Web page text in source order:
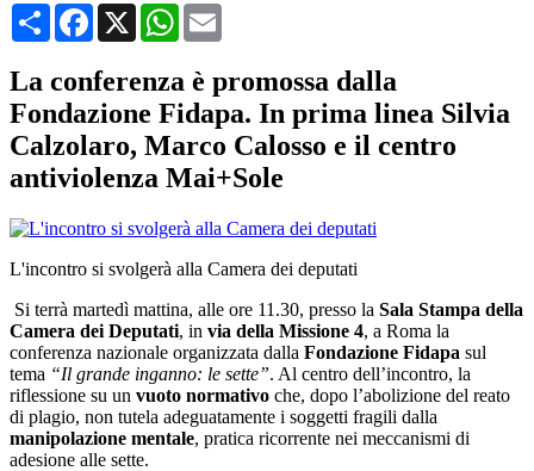
CondividiFacebook
X WhatsApp
La conferenza è promossa dalla
Fondazione Fidapa. In prima linea Silvia
Calzolaro, Marco Calosso e il centro
antiviolenza Mai+Sole
L'incontro si svolgerà alla Camera dei deputati
Si terrà martedì mattina, alle ore 11.30, presso la Sala Stampa della
Camera dei Deputati, in via della Missione 4, a Roma la
conferenza nazionale organizzata dalla Fondazione Fidapa sul
tema “Il grande inganno: le sette”. Al centro dell’incontro, la
riflessione su un vuoto normativo che, dopo l’abolizione del reato
di plagio, non tutela adeguatamente i soggetti fragili dalla
manipolazione mentale, pratica ricorrente nei meccanismi di
adesione alle sette.